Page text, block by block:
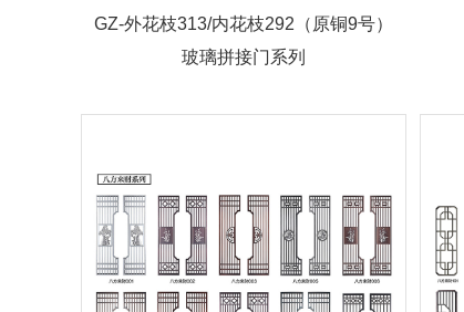
GZ-外花枝313/内花枝292（原铜9号）
玻璃拼接门系列